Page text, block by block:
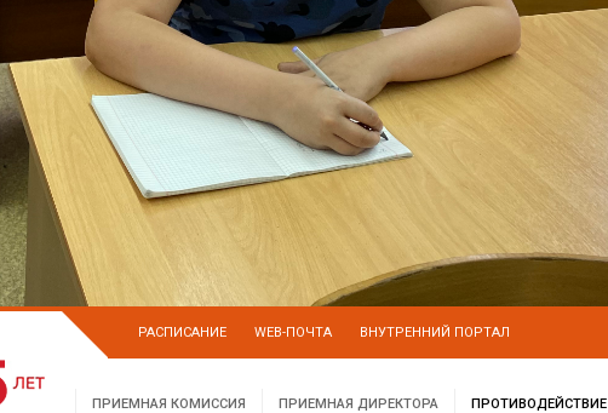
РАСПИСАНИЕ WEB-ПОЧТА ВНУТРЕННИЙ ПОРТАЛ
ПРИЕМНАЯ КОМИССИЯ
ПРИЕМНАЯ ДИРЕКТОРА
ПРОТИВОДЕЙСТВИЕ